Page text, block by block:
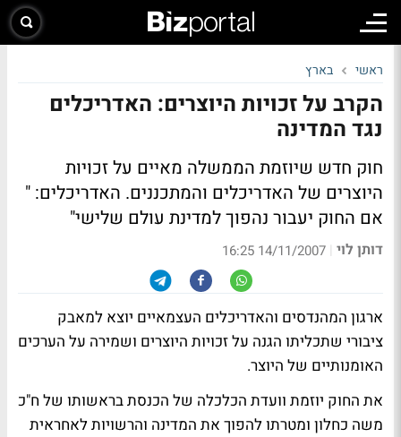
ראשי בארץ
הקרב על זכויות היוצרים: האדריכלים
נגד המדינה
חוק חדש שיוזמת הממשלה מאיים על זכויות
היוצרים של האדריכלים והמתכננים. האדריכלים: "
אם החוק יעבור נהפוך למדינת עולם שלישי"
דותן לוי |
14/11/2007 16:25
ארגון המהנדסים והאדריכלים העצמאיים יוצא למאבק
ציבורי שתכליתו הגנה על זכויות היוצרים ושמירה על הערכים
האומנותיים של היוצר.
את החוק יוזמת וועדת הכלכלה של הכנסת בראשותו של ח"כ
משה כחלון ומטרתו להפוך את המדינה והרשויות לאחראית